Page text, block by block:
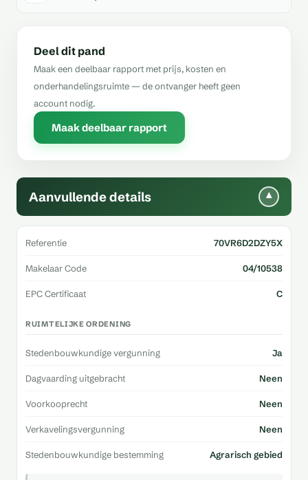
Deel dit pand
Maak een deelbaar rapport met prijs, kosten en
onderhandelingsruimte — de ontvanger heeft geen
account nodig.
Maak deelbaar rapport
Aanvullende details ▾
Referentie 70VR6D2DZY5X
Makelaar Code 04/10538
EPC Certificaat C
RUIMTELIJKE ORDENING
Stedenbouwkundige vergunning Ja
Dagvaarding uitgebracht Neen
Voorkooprecht Neen
Verkavelingsvergunning Neen
Stedenbouwkundige bestemming Agrarisch gebied